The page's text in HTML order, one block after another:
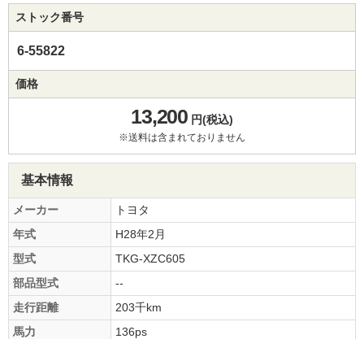
ストック番号
6-55822
価格
13,200円(税込)
※送料は含まれておりません
基本情報
メーカー
トヨタ
年式
H28年2月
型式
TKG-XZC605
部品型式
--
走行距離
203千km
馬力
136ps